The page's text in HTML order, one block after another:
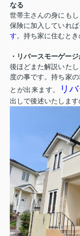
なる
世帯主さんの身にも
保険に加入していれ
す。持ち家に住むと
・リバースモーゲー
後ほどまた解説いた
度の事です。持ち家
とが出来ます。
リ
出しで後述いたします